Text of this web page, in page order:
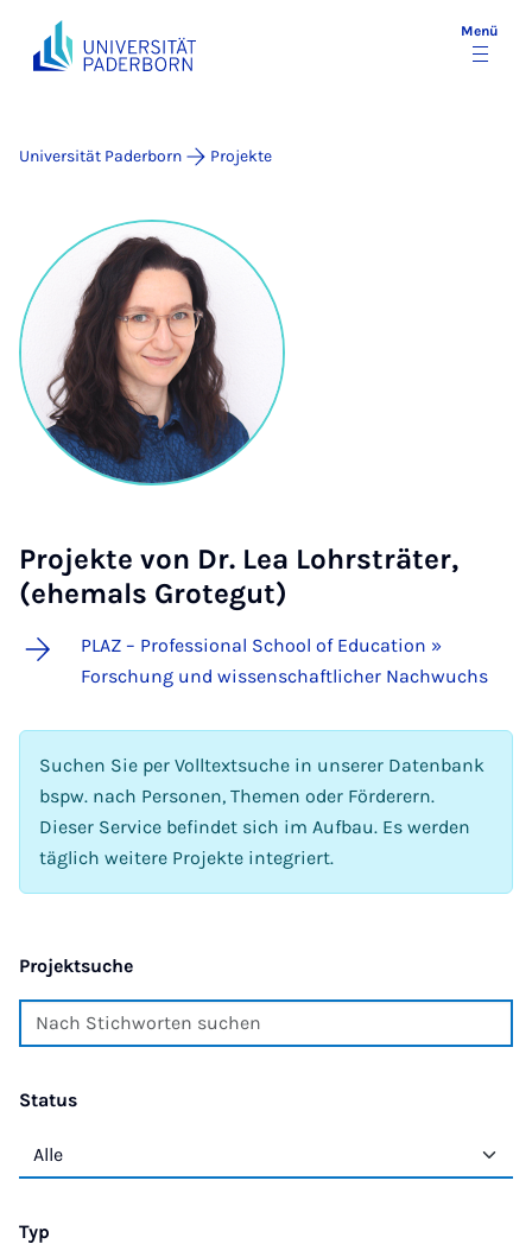
Menü
Universität Paderborn Projekte
Projekte von Dr. Lea Lohrsträter,
(ehemals Grotegut)
PLAZ – Professional School of Education »
Forschung und wissenschaftlicher Nachwuchs
Suchen Sie per Volltextsuche in unserer Datenbank
bspw. nach Personen, Themen oder Förderern.
Dieser Service befindet sich im Aufbau. Es werden
täglich weitere Projekte integriert.
Projektsuche
Status
Typ